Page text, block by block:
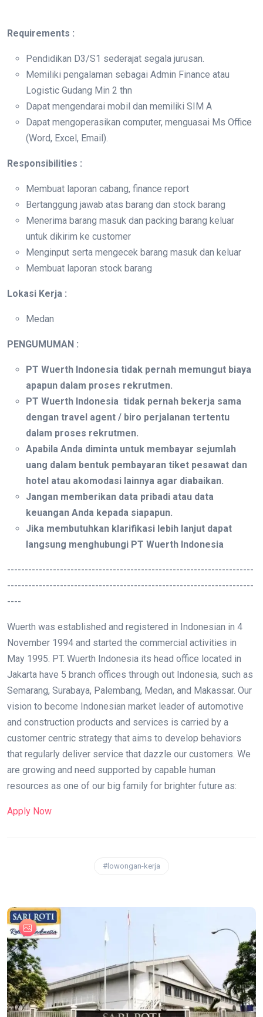
Requirements :
Pendidikan D3/S1 sederajat segala jurusan.
Memiliki pengalaman sebagai Admin Finance atau
Logistic Gudang Min 2 thn
Dapat mengendarai mobil dan memiliki SIM A
Dapat mengoperasikan computer, menguasai Ms Office
(Word, Excel, Email).
Responsibilities :
Membuat laporan cabang, finance report
Bertanggung jawab atas barang dan stock barang
Menerima barang masuk dan packing barang keluar
untuk dikirim ke customer
Menginput serta mengecek barang masuk dan keluar
Membuat laporan stock barang
Lokasi Kerja :
Medan
PENGUMUMAN :
PT Wuerth Indonesia tidak pernah memungut biaya
apapun dalam proses rekrutmen.
PT Wuerth Indonesia tidak pernah bekerja sama
dengan travel agent / biro perjalanan tertentu
dalam proses rekrutmen.
Apabila Anda diminta untuk membayar sejumlah
uang dalam bentuk pembayaran tiket pesawat dan
hotel atau akomodasi lainnya agar diabaikan.
Jangan memberikan data pribadi atau data
keuangan Anda kepada siapapun.
Jika membutuhkan klarifikasi lebih lanjut dapat
langsung menghubungi PT Wuerth Indonesia
----------------------------------------------------------------------
----------------------------------------------------------------------
----
Wuerth was established and registered in Indonesian in 4
November 1994 and started the commercial activities in
May 1995. PT. Wuerth Indonesia its head office located in
Jakarta have 5 branch offices through out Indonesia, such as
Semarang, Surabaya, Palembang, Medan, and Makassar. Our
vision to become Indonesian market leader of automotive
and construction products and services is carried by a
customer centric strategy that aims to develop behaviors
that regularly deliver service that dazzle our customers. We
are growing and need supported by capable human
resources as one of our big family for brighter future as:
Apply Now
#lowongan-kerja